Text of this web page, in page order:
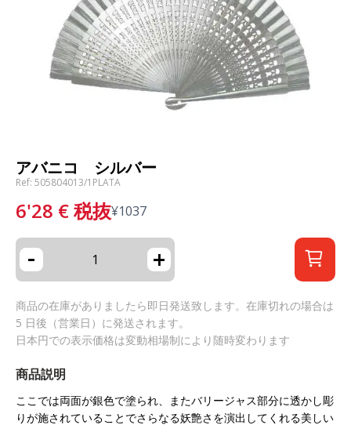
アバニコ シルバー
Ref: 505804013/1PLATA
6'28 €税抜¥1037
- +
商品の在庫がありましたら即日発送致します。在庫切れの場合は
5 日後（営業日）に発送されます。
日本円での表示価格は変動相場制により随時変わります
商品説明
ここでは両面が銀色で塗られ、またバリージャス部分に透かし彫
りが施されていることでさらなる妖艶さを演出してくれる美しい